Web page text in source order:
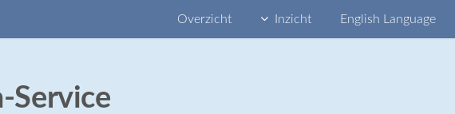
Overzicht Inzicht English Language
Service